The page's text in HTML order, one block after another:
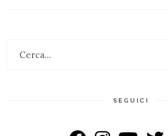
SEGUICI